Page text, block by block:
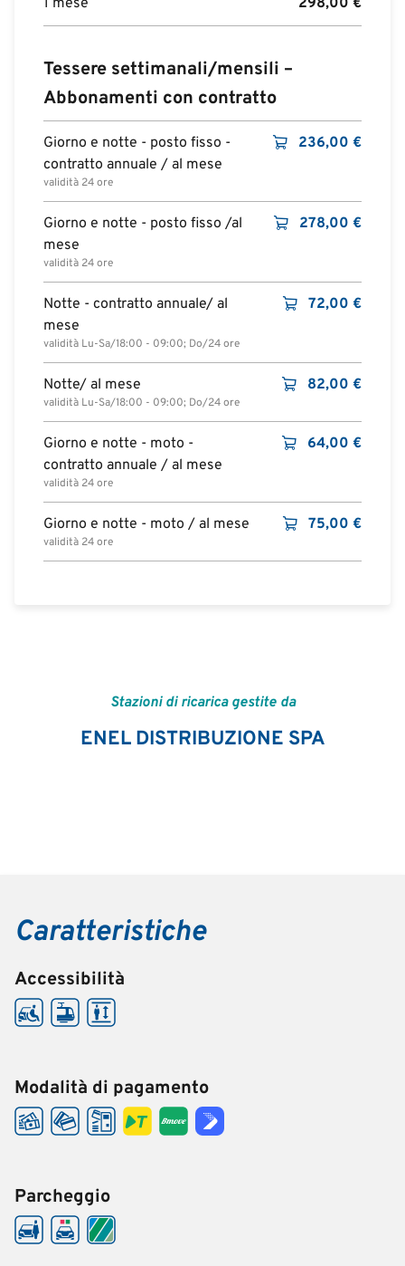
1 mese 298,00 €
Tessere settimanali/mensili –
Abbonamenti con contratto
Giorno e notte - posto fisso -
contratto annuale / al mese
validità 24 ore
236,00 €
Giorno e notte - posto fisso /al
mese
validità 24 ore
278,00 €
Notte - contratto annuale/ al
mese
validità Lu-Sa/18:00 - 09:00; Do/24 ore
72,00 €
Notte/ al mese
validità Lu-Sa/18:00 - 09:00; Do/24 ore
82,00 €
Giorno e notte - moto -
contratto annuale / al mese
validità 24 ore
64,00 €
Giorno e notte - moto / al mese
validità 24 ore
75,00 €
Stazioni di ricarica gestite da
ENEL DISTRIBUZIONE SPA
Caratteristiche
Accessibilità
Modalità di pagamento
Parcheggio